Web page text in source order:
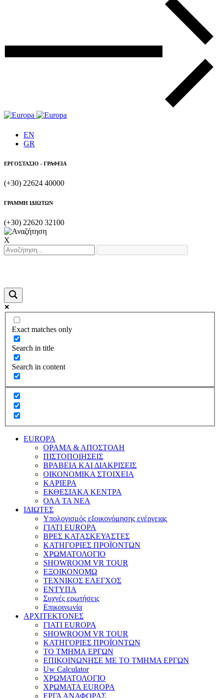
EN
GR
ΕΡΓΟΣΤΑΣΙΟ - ΓΡΑΦΕΙΑ
(+30) 22624 40000
ΓΡΑΜΜΗ ΙΔΙΩΤΩΝ
(+30) 22620 32100
X
Exact matches only
Search in title
Search in content
EUROPA
ΟΡΑΜΑ & ΑΠΟΣΤΟΛΗ
ΠΙΣΤΟΠΟΙΗΣΕΙΣ
ΒΡΑΒΕΙΑ ΚΑΙ ΔΙΑΚΡΙΣΕΙΣ
ΟΙΚΟΝΟΜΙΚΑ ΣΤΟΙΧΕΙΑ
ΚΑΡΙΕΡΑ
ΕΚΘΕΣΙΑΚΑ ΚΕΝΤΡΑ
ΟΛΑ ΤΑ ΝΕΑ
ΙΔΙΩΤΕΣ
Υπολογισμός εξοικονόμησης ενέργειας
ΓΙΑΤΙ EUROPA
ΒΡΕΣ ΚΑΤΑΣΚΕΥΑΣΤΕΣ
ΚΑΤΗΓΟΡΙΕΣ ΠΡΟΪΟΝΤΩΝ
ΧΡΩΜΑΤΟΛΟΓΙΟ
SHOWROOM VR TOUR
ΕΞΟΙΚΟΝΟΜΩ
ΤΕΧΝΙΚΟΣ ΕΛΕΓΧΟΣ
ΕΝΤΥΠΑ
Συχνές ερωτήσεις
Επικοινωνία
ΑΡΧΙΤΕΚΤΟΝΕΣ
ΓΙΑΤΙ EUROPA
SHOWROOM VR TOUR
ΚΑΤΗΓΟΡΙΕΣ ΠΡΟΪΟΝΤΩΝ
ΤΟ ΤΜΗΜΑ ΕΡΓΩΝ
​ΕΠΙΚΟΙΝΩΝΗΣΕ ΜΕ ΤΟ ΤΜΗΜΑ ΕΡΓΩΝ
Uw Calculator
ΧΡΩΜΑΤΟΛΟΓΙΟ
ΧΡΩΜΑΤΑ EUROPA
ΕΡΓΑ ΑΝΑΦΟΡΑΣ